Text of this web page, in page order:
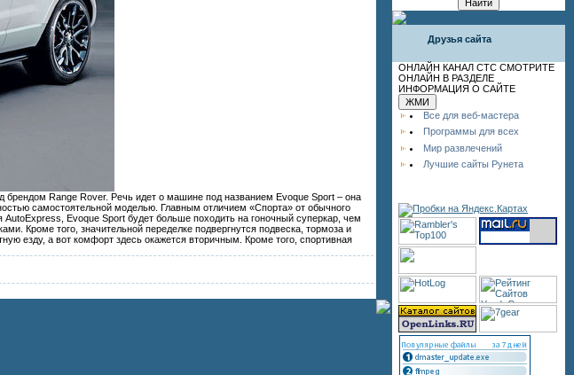
брендом Range Rover. Речь идет о машине под названием Evoque Sport – она
самостоятельной моделью. Главным отличием «Спорта» от обычного
Evoque Sport будет больше походить на гоночный суперкар, чем
Кроме того, значительной переделке подвергнутся подвеска, тормоза и
езду, а вот комфорт здесь окажется вторичным. Кроме того, спортивная
Друзья сайта
ОНЛАЙН КАНАЛ СТС СМОТРИТЕ
ОНЛАЙН В РАЗДЕЛЕ
ИНФОРМАЦИЯ О САЙТЕ
Все для веб-мастера
Программы для всех
Мир развлечений
Лучшие сайты Рунета